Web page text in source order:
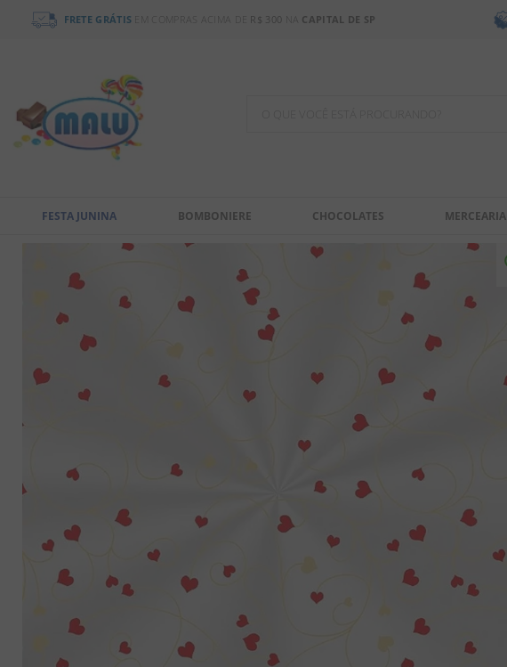
FRETE GRÁTIS EM COMPRAS ACIMA DE R$ 300 CAPITAL DE SP
FESTA JUNINA BOMBONIERE CHOCOLATES MERCEARIA
TERMOS MAIS BUSCADOS
2º
pirulito
amendoim
biscoito